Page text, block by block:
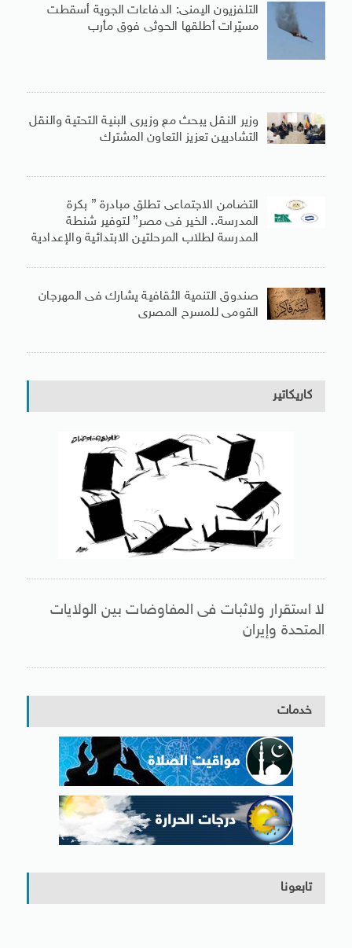
التلفزيون اليمنى: الدفاعات الجوية أسقطت
مسيّرات أطلقها الحوثى فوق مأرب
وزير النقل يبحث مع وزيرى البنية التحتية والنقل
التشاديين تعزيز التعاون المشترك
التضامن الاجتماعى تطلق مبادرة ” بكرة
المدرسة.. الخير فى مصر” لتوفير شنطة
المدرسة لطلاب المرحلتين الابتدائية والإعدادية
صندوق التنمية الثقافية يشارك فى المهرجان
القومى للمسرح المصرى
كاريكاتير
لا استقرار ولاثبات فى المفاوضات بين الولايات
المتحدة وإيران
خدمات
تابعونا